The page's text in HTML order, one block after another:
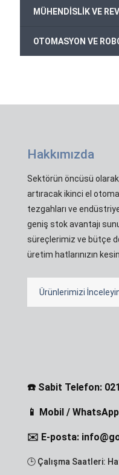
MÜHENDİSLİK VE
OTOMASYON VE
Hakkımızda
Sektörün öncüsü
artıracak ikinci el
tezgahları ve
geniş stok avantajı
süreçlerimiz ve bütçe
üretim hatlarınızın
Ürünlerimizi
☎️ Sabit Telefon:
📱 Mobil /
✉️ E-posta:
🕒 Çalışma Saatleri: